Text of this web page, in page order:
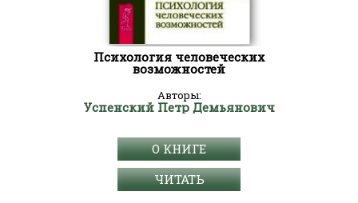
Психология человеческих
возможностей
Авторы:
Успенский Петр Демьянович
О КНИГЕ
ЧИТАТЬ